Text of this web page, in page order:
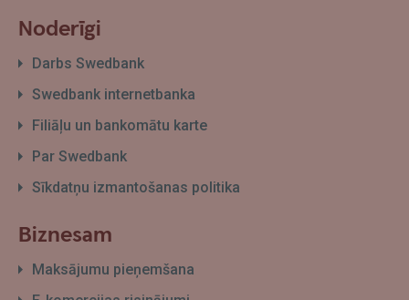
Noderīgi
Darbs Swedbank
Swedbank internetbanka
Filiāļu un bankomātu karte
Par Swedbank
Sīkdatņu izmantošanas politika
Biznesam
Maksājumu pieņemšana